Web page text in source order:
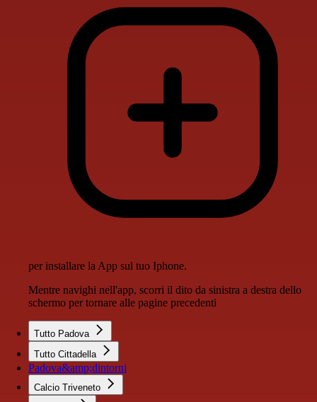
per installare la App sul tuo Iphone.
Mentre navighi nell'app, scorri il dito da sinistra a destra dello
schermo per tornare alle pagine precedenti
Tutto Padova
Tutto Cittadella
Padova&amp;dintorni
Calcio Triveneto